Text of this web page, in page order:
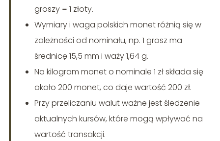
groszy = 1 złoty.
Wymiary i waga polskich monet różnią się w
zależności od nominału, np. 1 grosz ma
średnicę 15,5 mm i waży 1,64 g.
Na kilogram monet o nominale 1 zł składa się
około 200 monet, co daje wartość 200 zł.
Przy przeliczaniu walut ważne jest śledzenie
aktualnych kursów, które mogą wpływać na
wartość transakcji.